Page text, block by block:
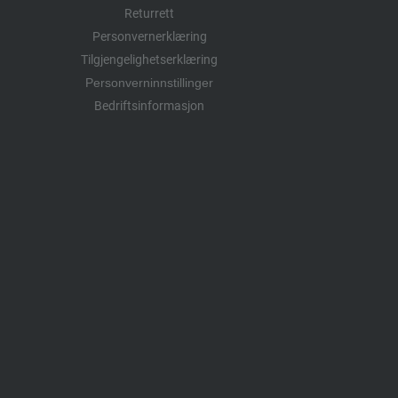
Returrett
Personvernerklæring
Tilgjengelighetserklæring
Personverninnstillinger
Bedriftsinformasjon